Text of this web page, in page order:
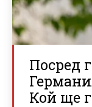
Посред
Кой ще